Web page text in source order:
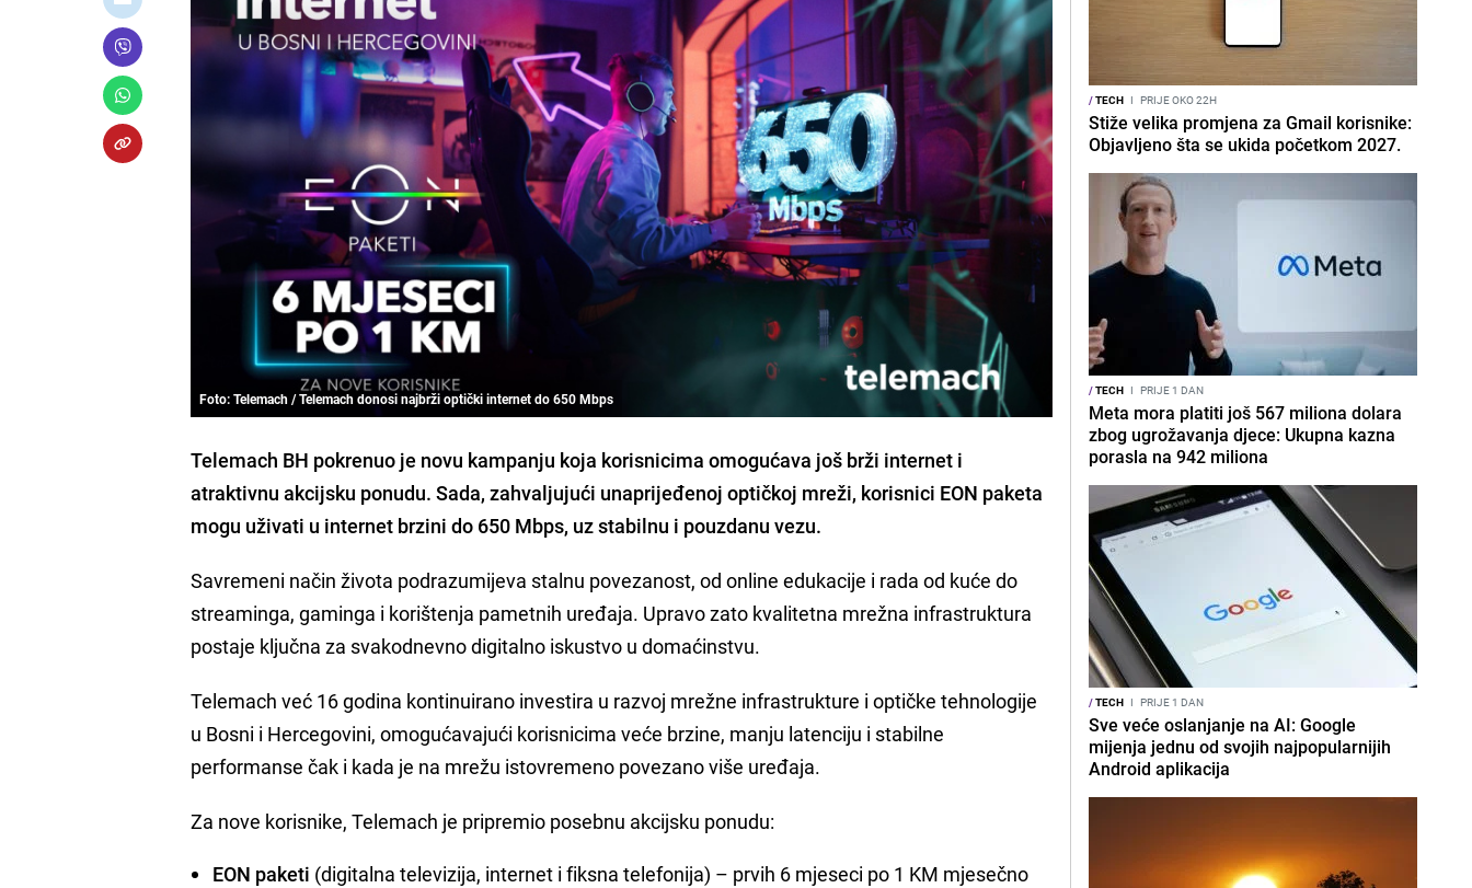
Foto: Telemach / Telemach donosi najbrži optički internet do 650 Mbps
Telemach BH pokrenuo je novu kampanju koja korisnicima omogućava još brži internet i
atraktivnu akcijsku ponudu. Sada, zahvaljujući unaprijeđenoj optičkoj mreži, korisnici EON paketa
mogu uživati u internet brzini do 650 Mbps, uz stabilnu i pouzdanu vezu.
Savremeni način života podrazumijeva stalnu povezanost, od online edukacije i rada od kuće do
streaminga, gaminga i korištenja pametnih uređaja. Upravo zato kvalitetna mrežna infrastruktura
postaje ključna za svakodnevno digitalno iskustvo u domaćinstvu.
Telemach već 16 godina kontinuirano investira u razvoj mrežne infrastrukture i optičke tehnologije
u Bosni i Hercegovini, omogućavajući korisnicima veće brzine, manju latenciju i stabilne
performanse čak i kada je na mrežu istovremeno povezano više uređaja.
Za nove korisnike, Telemach je pripremio posebnu akcijsku ponudu:
EON paketi (digitalna televizija, internet i fiksna telefonija) – prvih 6 mjeseci po 1 KM mjesečno
/TECH I PRIJE OKO 22H
Stiže velika promjena za Gmail korisnike:
Objavljeno šta se ukida početkom 2027.
/TECH I PRIJE 1 DAN
Meta mora platiti još 567 miliona dolara
zbog ugrožavanja djece: Ukupna kazna
porasla na 942 miliona
/TECH I PRIJE 1 DAN
Sve veće oslanjanje na AI: Google
mijenja jednu od svojih najpopularnijih
Android aplikacija